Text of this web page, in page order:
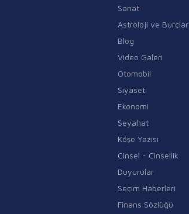
Sanat
Astroloji ve Burçlar
Blog
Video Galeri
Otomobil
Siyaset
Ekonomi
Seyahat
Köşe Yazısı
Cinsel - Cinsellik
Duyurular
Seçim Haberleri
Finans Sözlüğü